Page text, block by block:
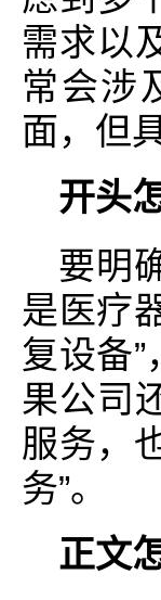
需求以
常会涉
面，但
开头
要明
是医疗
复设备
果公司
服务，
务”。
正文